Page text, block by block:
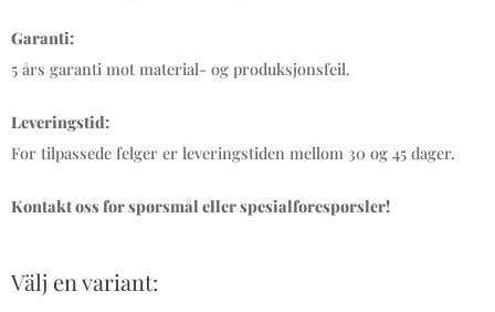
Garanti:
5 års garanti mot material- og produksjonsfeil.
Leveringstid:
For tilpassede felger er leveringstiden mellom 30 og 45 dager.
Kontakt oss for spørsmål eller spesialforespørsler!
Välj en variant: